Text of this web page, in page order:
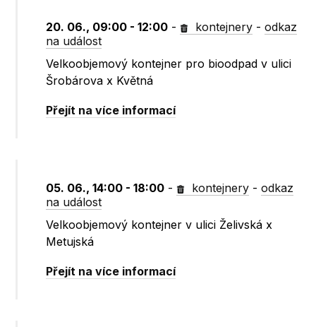
20. 06., 09:00 - 12:00 - kontejnery -odkaz
na událost
Velkoobjemový kontejner pro bioodpad v ulici
Šrobárova x Květná
Přejít na více informací
05. 06., 14:00 - 18:00 - kontejnery -odkaz
na událost
Velkoobjemový kontejner v ulici Želivská x
Metujská
Přejít na více informací